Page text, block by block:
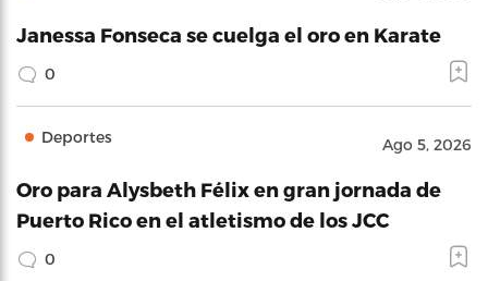
Janessa Fonseca se cuelga el oro en Karate
0
Deportes Ago 5, 2026
Oro para Alysbeth Félix en gran jornada de
Puerto Rico en el atletismo de los JCC
0